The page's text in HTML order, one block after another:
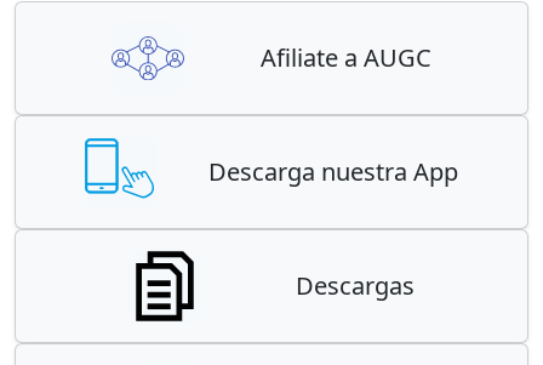
Afiliate a AUGC
Descarga nuestra App
Descargas